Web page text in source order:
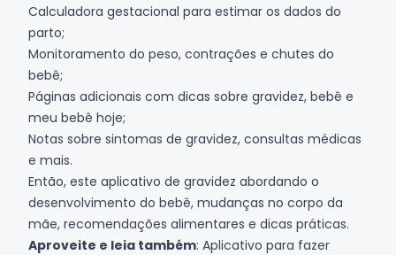
Calculadora gestacional para estimar os dados do
parto;
Monitoramento do peso, contrações e chutes do
bebê;
Páginas adicionais com dicas sobre gravidez, bebê e
meu bebê hoje;
Notas sobre sintomas de gravidez, consultas médicas
e mais.
Então, este aplicativo de gravidez abordando o
desenvolvimento do bebê, mudanças no corpo da
mãe, recomendações alimentares e dicas práticas.
Aproveite e leia também: Aplicativo para fazer